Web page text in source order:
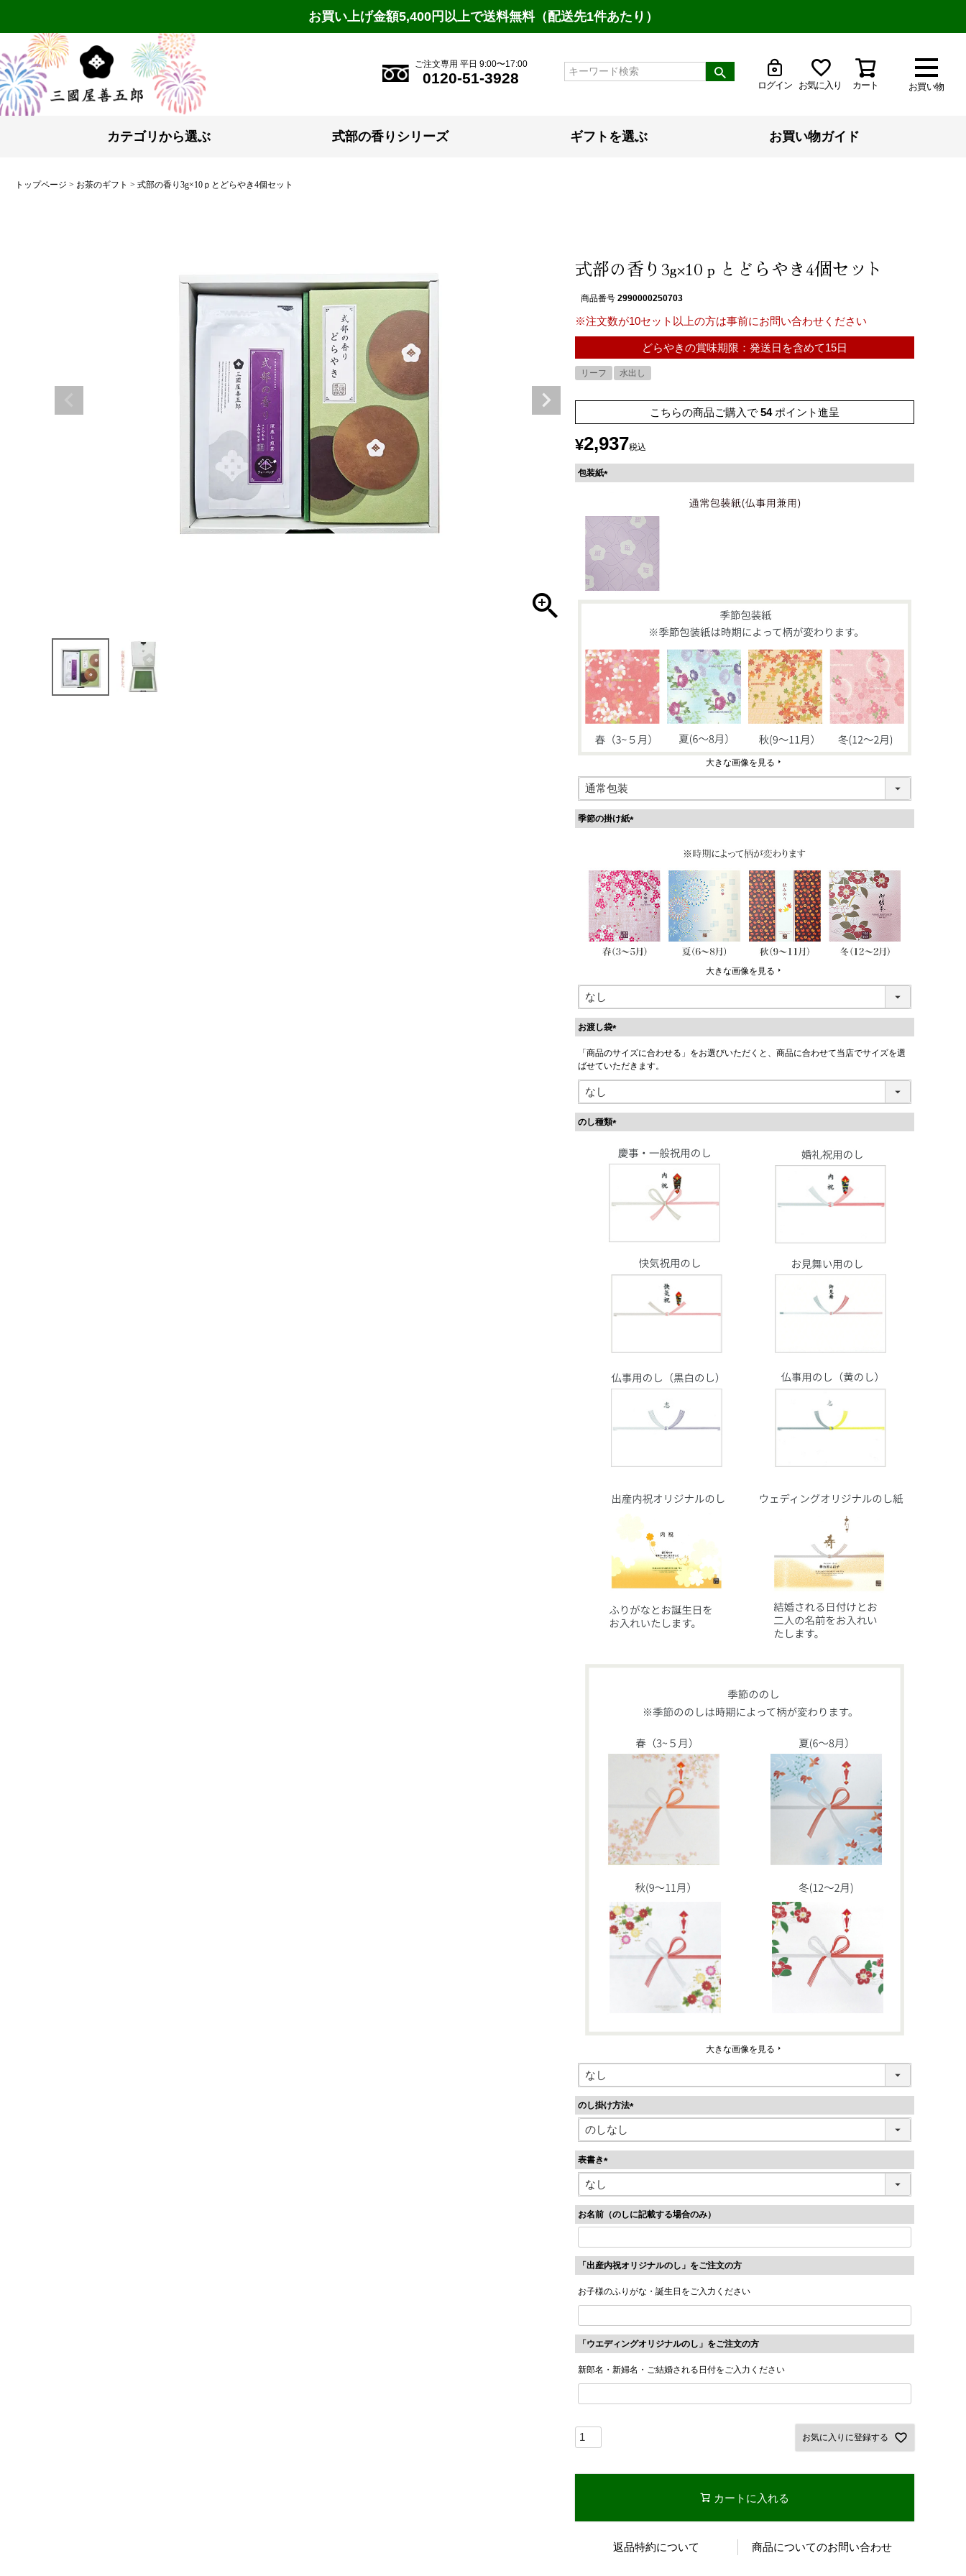
お買い上げ金額5,400円以上で送料無料（配送先1件あたり）
お買い物
ご注文専用 平日 9:00〜17:00
0120-51-3928 ログイン お気に入り カート
カテゴリから選ぶ 式部の香りシリーズ ギフトを選ぶ お買い物ガイド
トップページ お茶のギフト 式部の香り3g×10ｐとどらやき4個セット
式部の香り3g×10ｐとどらやき4個セット
商品番号 2990000250703
※注文数が10セット以上の方は事前にお問い合わせください
どらやきの賞味期限：発送日を含めて15日
リーフ 水出し
こちらの商品ご購入で 54 ポイント進呈
¥2,937税込
包装紙
須
大きな画像を見る
季節の掛け紙
)
大きな画像を見る
お渡し袋
必
須
)
「商品のサイズに合わせる」をお選びいただくと、商品に合わせて当店でサイズを選
ばせていただきます。
のし種類
必
須
大きな画像を見る
のし掛け方法
(
表書き
(
必
お名前（のしに記載する場合のみ）
「出産内祝オリジナルのし」をご注文の方
お子様のふりがな・誕生日をご入力ください
「ウエディングオリジナルのし」をご注文の方
新郎名・新婦名・ご結婚される日付をご入力ください
お気に入りに登録する
カートに入れる
返品特約について 商品についてのお問い合わせ